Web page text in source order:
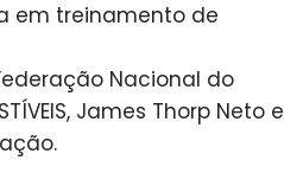
em treinamento de
Nacional do
James Thorp Neto e